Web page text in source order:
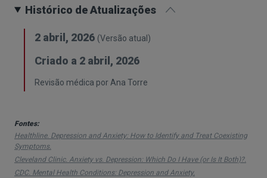
ansiedade
psicológicos e físicos, por exemplo:
Preocupação constante e difícil de controlar;
Nervosismo, tensão, sensação de estar “em
Irritabilidade e impaciência;
Dificuldade em concentrar-se;
Alterações do sono;
Histórico de Atualizações
2 abril, 2026 (Versão atual)
Criado a 2 abril, 2026
Revisão médica por Ana Torre
Fontes:
Healthline. Depression and Anxiety: How to Identify and Treat Coexisting
Symptoms.
Cleveland Clinic. Anxiety vs. Depression: Which Do I Have (or Is It Both)?.
CDC. Mental Health Conditions: Depression and Anxiety.